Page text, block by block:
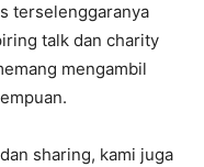
terselenggaranya
talk dan charity
mengambil
sharing, kami juga